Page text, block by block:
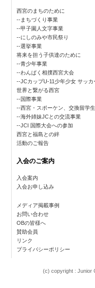
西宮のまちのために
まちづくり事業
甲子園人文字事業
にしのみや市民祭り
選挙事業
将来を担う子供達のために
青少年事業
わんぱく相撲西宮大会
JCカップU-11少年少女 サッカ
世界と繋がる西宮
国際事業
西宮・スポーケン、交換留学
海外姉妹JCとの交流事業
JCI 国際大会への参加
西宮と福島との絆
活動のご報告
入会のご案内
入会案内
入会お申し込み
メディア掲載事例
お問い合わせ
OBの皆様へ
賛助会員
リンク
プライバシーポリシー
(c) copyright : Junior